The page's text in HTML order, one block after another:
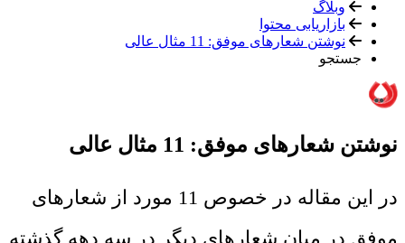
وبلاگ
بازاریابی محتوا
نوشتن شعارهای موفق: 11 مثال عالی
جستجو
نوشتن شعارهای موفق: 11 مثال عالی
در این مقاله در خصوص 11 مورد از شعارهای
موفق در میان شعارهای دیگر در سه دهه گذشته